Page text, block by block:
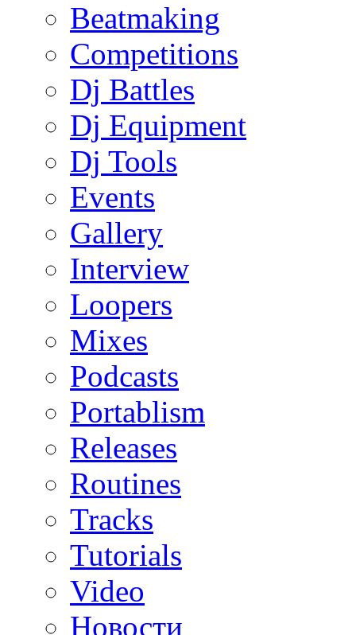
Beatmaking
Competitions
Dj Battles
Dj Equipment
Dj Tools
Events
Gallery
Interview
Loopers
Mixes
Podcasts
Portablism
Releases
Routines
Tracks
Tutorials
Video
Новости